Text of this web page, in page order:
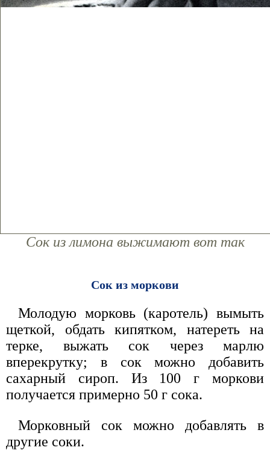
Сок из лимона выжимают вот так
Сок из моркови
Молодую морковь (каротель) вымыть
щеткой, обдать кипятком, натереть на
терке, выжать сок через марлю
вперекрутку; в сок можно добавить
сахарный сироп. Из 100 г моркови
получается примерно 50 г сока.
Морковный сок можно добавлять в
другие соки.